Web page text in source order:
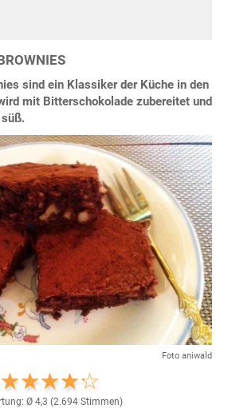
sind ein Klassiker der Küche in den
mit Bitterschokolade zubereitet und
Foto aniwald
Ø 4,3 (2.694 Stimmen)